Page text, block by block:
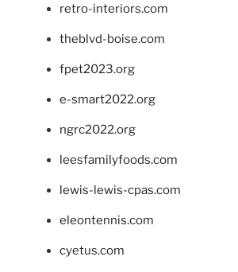
retro-interiors.com
theblvd-boise.com
fpet2023.org
e-smart2022.org
ngrc2022.org
leesfamilyfoods.com
lewis-lewis-cpas.com
eleontennis.com
cyetus.com